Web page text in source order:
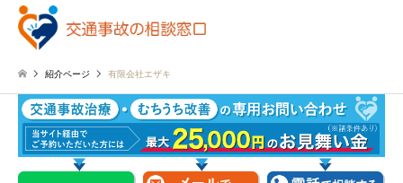
紹介ページ 有限会社エザキ